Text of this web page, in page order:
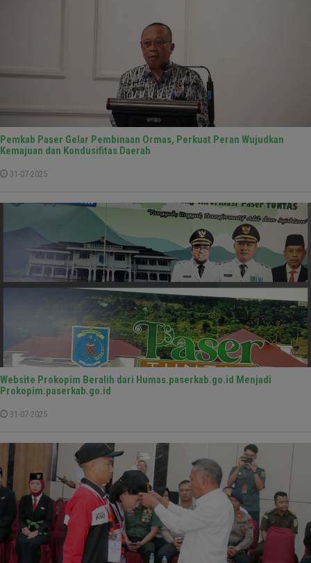
Pemkab Paser Gelar Pembinaan Ormas, Perkuat Peran Wujudkan
Kemajuan dan Kondusifitas Daerah
31-07-2025
Website Prokopim Beralih dari Humas.paserkab.go.id Menjadi
Prokopim.paserkab.go.id
31-07-2025